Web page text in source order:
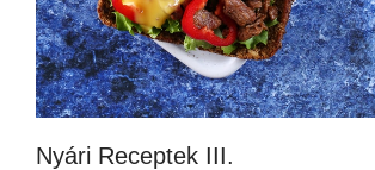
Nyári Receptek III.